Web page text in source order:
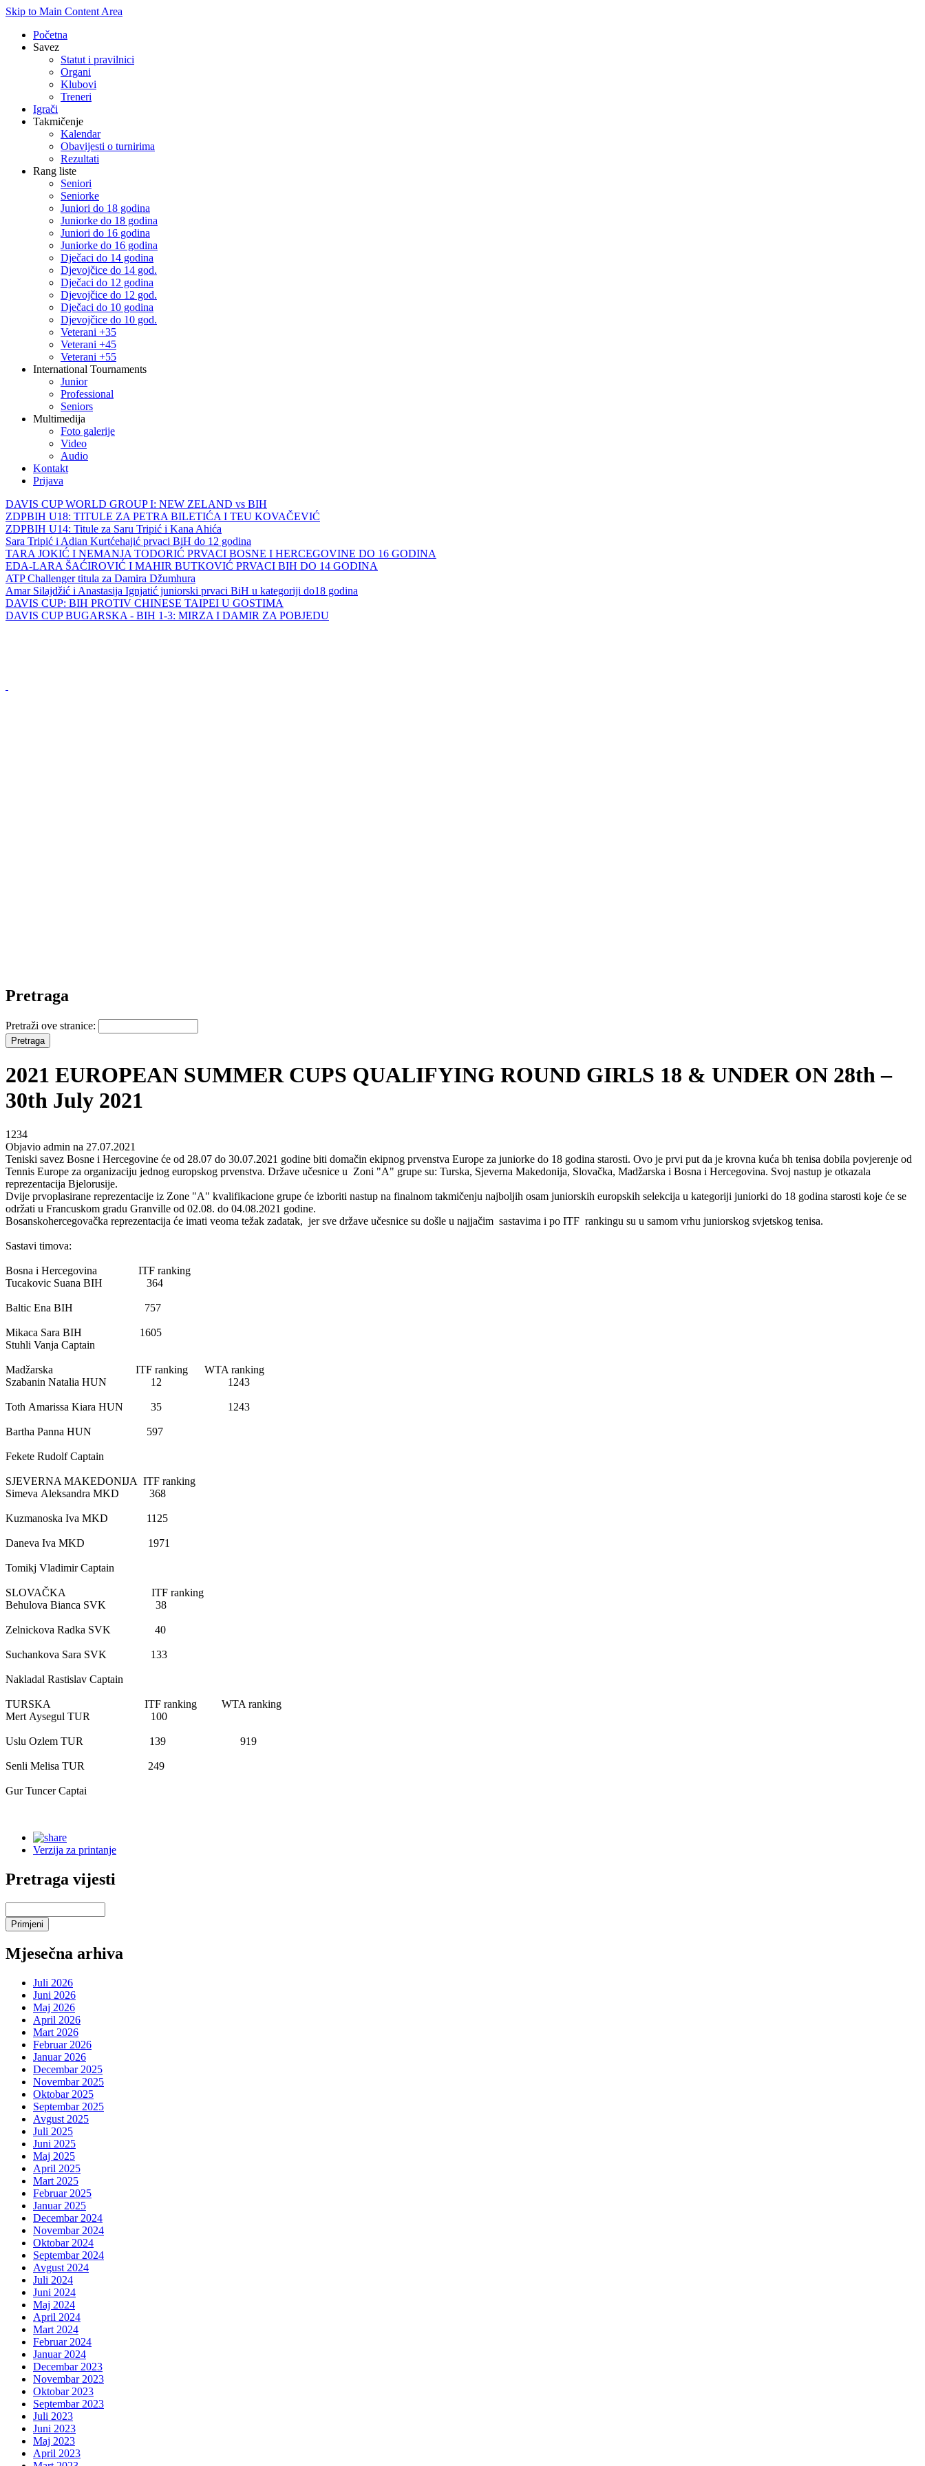
Skip to Main Content Area
Početna
Savez
Statut i pravilnici
Organi
Klubovi
Treneri
Igrači
Takmičenje
Kalendar
Obavijesti o turnirima
Rezultati
Rang liste
Seniori
Seniorke
Juniori do 18 godina
Juniorke do 18 godina
Juniori do 16 godina
Juniorke do 16 godina
Dječaci do 14 godina
Djevojčice do 14 god.
Dječaci do 12 godina
Djevojčice do 12 god.
Dječaci do 10 godina
Djevojčice do 10 god.
Veterani +35
Veterani +45
Veterani +55
International Tournaments
Junior
Professional
Seniors
Multimedija
Foto galerije
Video
Audio
Kontakt
Prijava
DAVIS CUP WORLD GROUP I: NEW ZELAND vs BIH
ZDPBIH U18: TITULE ZA PETRA BILETIĆA I TEU KOVAČEVIĆ
ZDPBIH U14: Titule za Saru Tripić i Kana Ahića
Sara Tripić i Adian Kurtćehajić prvaci BiH do 12 godina
TARA JOKIĆ I NEMANJA TODORIĆ PRVACI BOSNE I HERCEGOVINE DO 16 GODINA
EDA-LARA ŠAĆIROVIĆ I MAHIR BUTKOVIĆ PRVACI BIH DO 14 GODINA
ATP Challenger titula za Damira Džumhura
Amar Silajdžić i Anastasija Ignjatić juniorski prvaci BiH u kategoriji do18 godina
DAVIS CUP: BIH PROTIV CHINESE TAIPEI U GOSTIMA
DAVIS CUP BUGARSKA - BIH 1-3: MIRZA I DAMIR ZA POBJEDU
Pretraga
Pretraži ove stranice:
2021 EUROPEAN SUMMER CUPS QUALIFYING ROUND GIRLS 18 & UNDER ON 28th –
30th July 2021
1234
Objavio admin na 27.07.2021
Teniski savez Bosne i Hercegovine će od 28.07 do 30.07.2021 godine biti domačin ekipnog prvenstva Europe za juniorke do 18 godina starosti. Ovo je prvi put da je krovna kuća bh tenisa dobila povjerenje od
Tennis Europe za organizaciju jednog europskog prvenstva. Države učesnice u Zoni "A" grupe su: Turska, Sjeverna Makedonija, Slovačka, Madžarska i Bosna i Hercegovina. Svoj nastup je otkazala
reprezentacija Bjelorusije.
Dvije prvoplasirane reprezentacije iz Zone "A" kvalifikacione grupe će izboriti nastup na finalnom takmičenju najboljih osam juniorskih europskih selekcija u kategoriji juniorki do 18 godina starosti koje će se
održati u Francuskom gradu Granville od 02.08. do 04.08.2021 godine.
Bosanskohercegovačka reprezentacija će imati veoma težak zadatak, jer sve države učesnice su došle u najjačim sastavima i po ITF rankingu su u samom vrhu juniorskog svjetskog tenisa.
Sastavi timova:
Bosna i Hercegovina ITF ranking
Tucakovic Suana BIH 364
Baltic Ena BIH 757
Mikaca Sara BIH
1605
Stuhli Vanja Captain
Madžarska ITF ranking
WTA ranking
Szabanin Natalia HUN 12 1243
Toth Amarissa Kiara HUN 35 1243
Bartha Panna HUN 597
Fekete RudolfCaptain
SJEVERNA MAKEDONIJA ITF ranking
Simeva Aleksandra MKD 368
Kuzmanoska Iva MKD 1125
Daneva Iva MKD 1971
Tomikj Vladimir Captain
SLOVAČKA ITF ranking
Behulova Bianca SVK 38
Zelnickova Radka SVK 40
Suchankova Sara SVK 133
Nakladal Rastislav Captain
TURSKA ITF ranking
WTA ranking
Mert Aysegul TUR 100
Uslu Ozlem TUR 139 919
Senli Melisa TUR 249
Gur Tuncer Captai
Verzija za printanje
Pretraga vijesti
Mjesečna arhiva
Juli 2026
Juni 2026
Maj 2026
April 2026
Mart 2026
Februar 2026
Januar 2026
Decembar 2025
Novembar 2025
Oktobar 2025
Septembar 2025
Avgust 2025
Juli 2025
Juni 2025
Maj 2025
April 2025
Mart 2025
Februar 2025
Januar 2025
Decembar 2024
Novembar 2024
Oktobar 2024
Septembar 2024
Avgust 2024
Juli 2024
Juni 2024
Maj 2024
April 2024
Mart 2024
Februar 2024
Januar 2024
Decembar 2023
Novembar 2023
Oktobar 2023
Septembar 2023
Juli 2023
Juni 2023
Maj 2023
April 2023